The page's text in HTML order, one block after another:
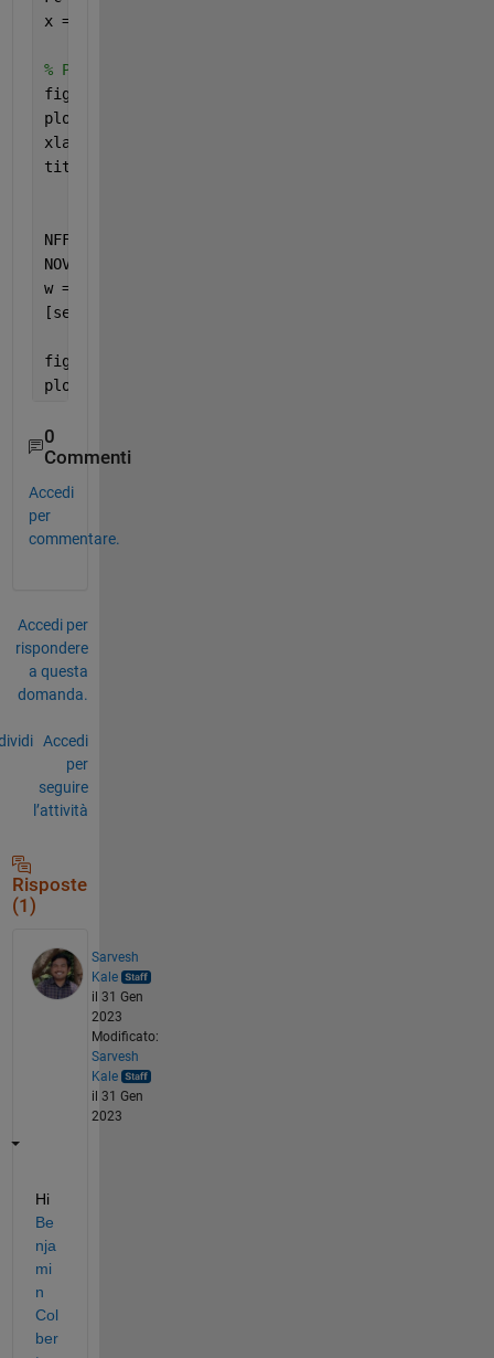
x = cos(2*pi*Fc*t);
% Plot the signal versus time:
figure;
plot(t,x);
xlabel(
title(
NFFT = 8192;
NOVERLAP = round(0.75*NFFT);
w = hanning(NFFT);
[sensor_spectrum, freq] =
figure;
plot (freq, sensor_spectrum );
0
Commenti
Accedi
per
commentare.
Accedi per
rispondere
a questa
domanda.
Accedi
per
seguire
l’attività
Risposte
(1)
Sarvesh
Kale
il 31 Gen
2023
Modificato:
Sarvesh
Kale
il 31 Gen
2023
Hi
Be
nja
mi
n
Col
ber